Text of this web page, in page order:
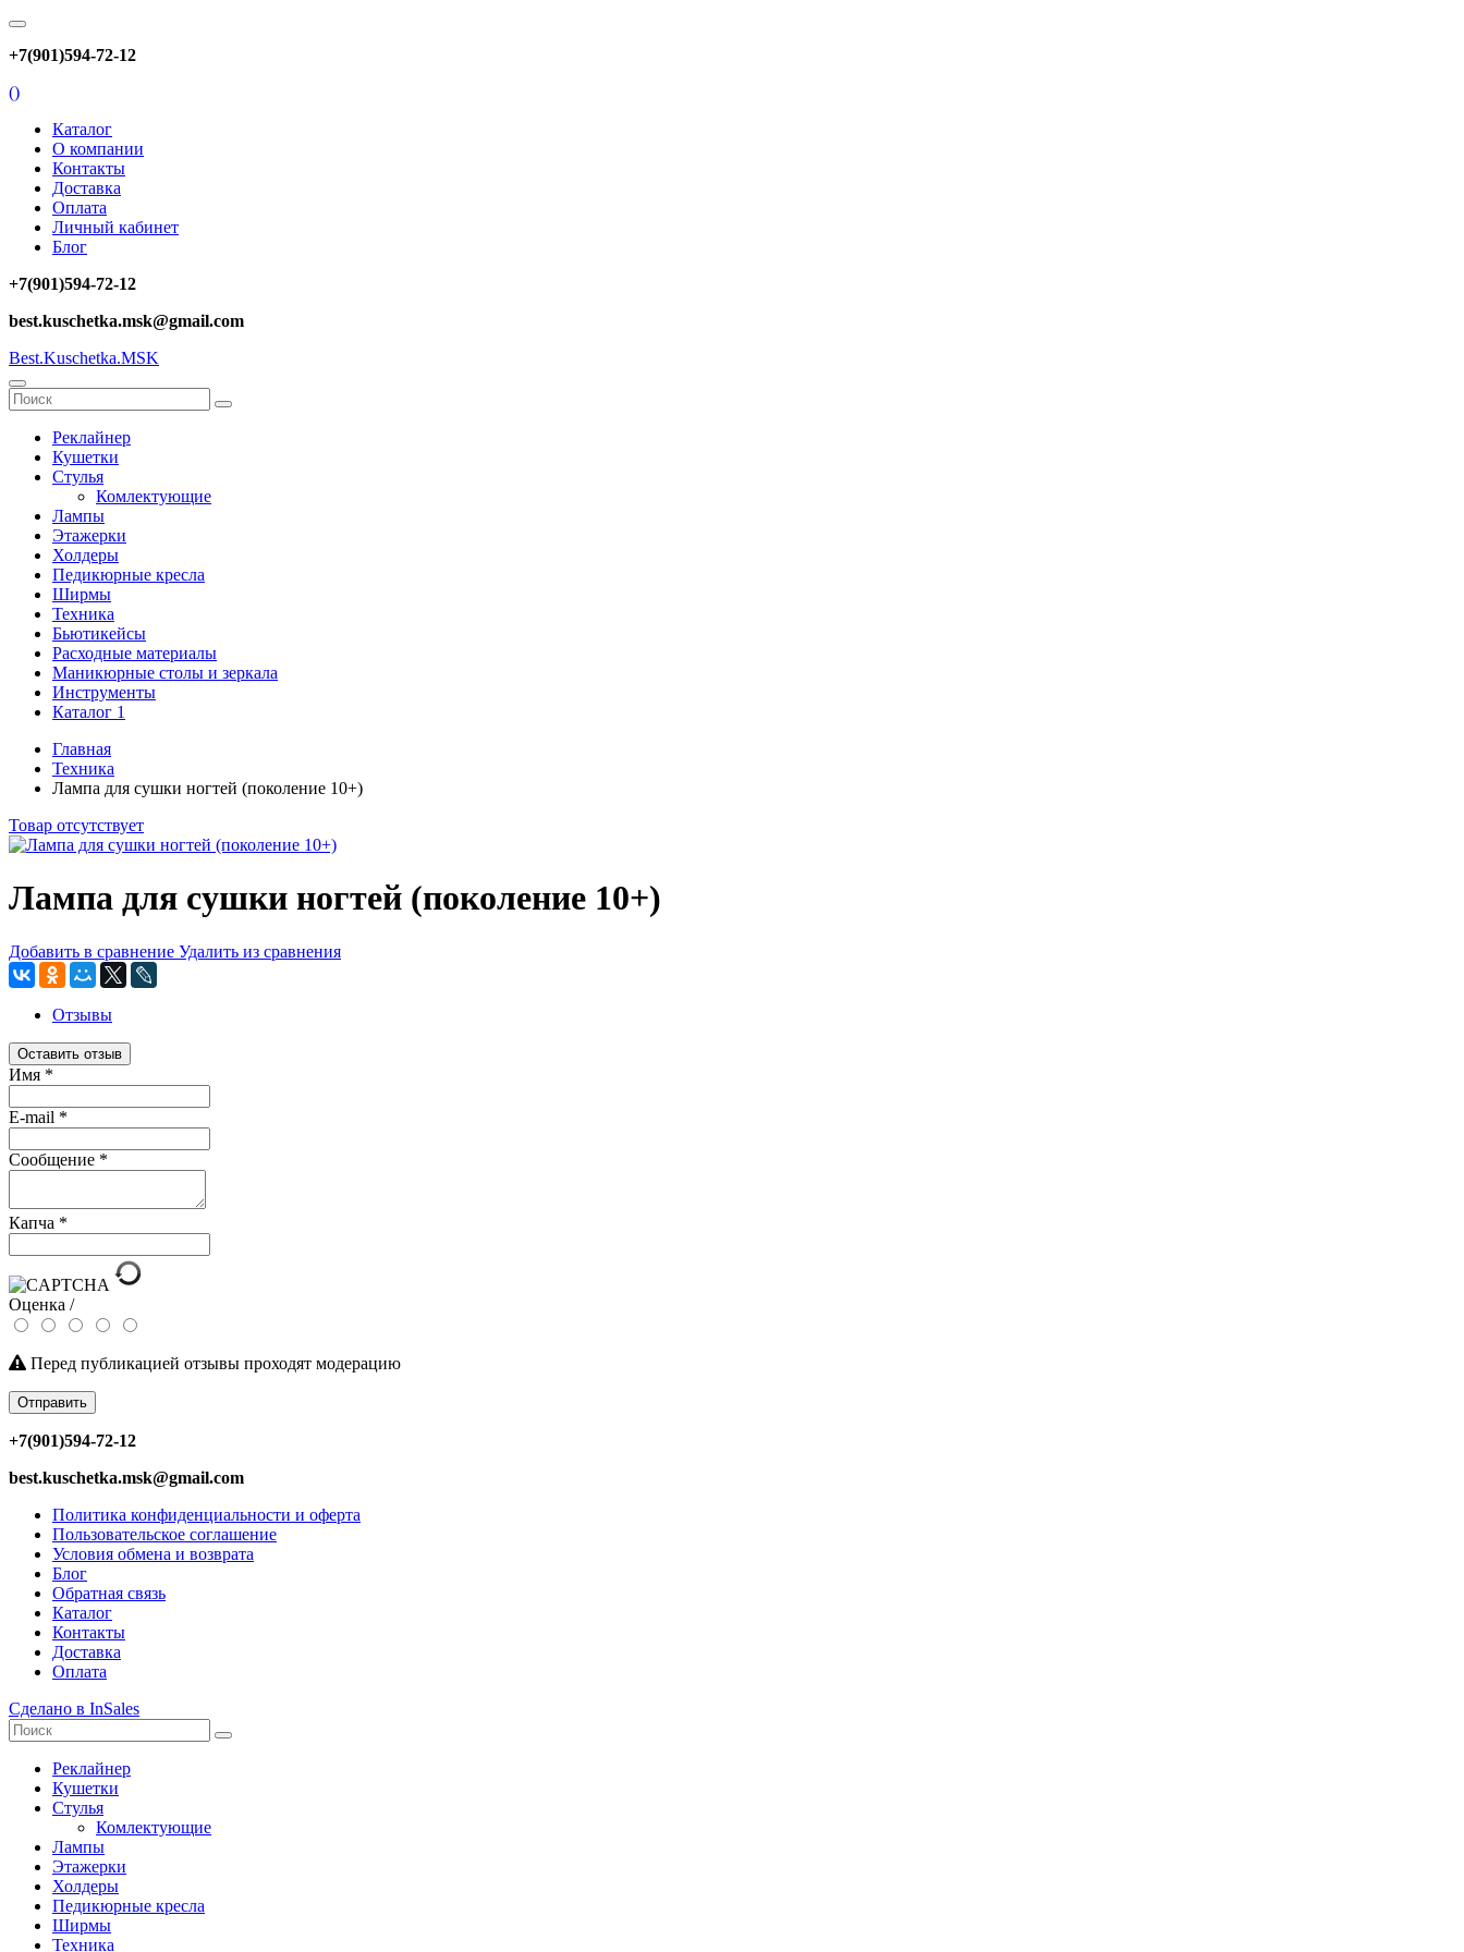
+7(901)594-72-12
()
Каталог
О компании
Контакты
Доставка
Оплата
Личный кабинет
Блог
+7(901)594-72-12
best.kuschetka.msk@gmail.com
Best.Kuschetka.MSK
Реклайнер
Кушетки
Стулья
Комлектующие
Лампы
Этажерки
Холдеры
Педикюрные кресла
Ширмы
Техника
Бьютикейсы
Расходные материалы
Маникюрные столы и зеркала
Инструменты
Каталог 1
Главная
Техника
Лампа для сушки ногтей (поколение 10+)
Товар отсутствует
Лампа для сушки ногтей (поколение 10+)
Добавить в сравнение Удалить из сравнения
Отзывы
Оставить отзыв
Имя *
E-mail *
Сообщение *
Капча *
Оценка /
Перед публикацией отзывы проходят модерацию
Отправить
+7(901)594-72-12
best.kuschetka.msk@gmail.com
Политика конфиденциальности и оферта
Пользовательское соглашение
Условия обмена и возврата
Блог
Обратная связь
Каталог
Контакты
Доставка
Оплата
Сделано в InSales
Реклайнер
Кушетки
Стулья
Комлектующие
Лампы
Этажерки
Холдеры
Педикюрные кресла
Ширмы
Техника